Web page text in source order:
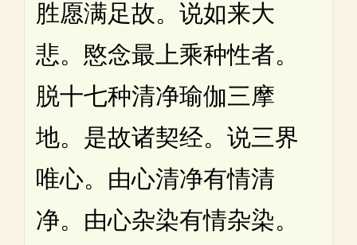
胜愿满足故。说如来大
悲。愍念最上乘种性者。
脱十七种清净瑜伽三摩
地。是故诸契经。说三界
唯心。由心清净有情清
净。由心杂染有情杂染。